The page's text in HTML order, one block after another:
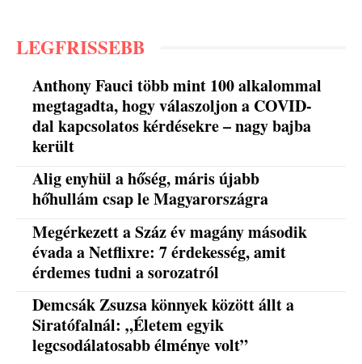
LEGFRISSEBB
Anthony Fauci több mint 100 alkalommal
megtagadta, hogy válaszoljon a COVID-
dal kapcsolatos kérdésekre – nagy bajba
került
Alig enyhül a hőség, máris újabb
hőhullám csap le Magyarországra
Megérkezett a Száz év magány második
évada a Netflixre: 7 érdekesség, amit
érdemes tudni a sorozatról
Demcsák Zsuzsa könnyek között állt a
Siratófalnál: „Életem egyik
legcsodálatosabb élménye volt”